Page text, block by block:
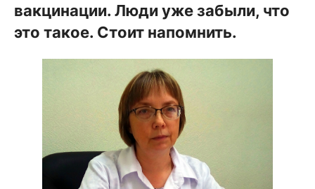
вакцинации. Люди уже забыли, что
это такое. Стоит напомнить.